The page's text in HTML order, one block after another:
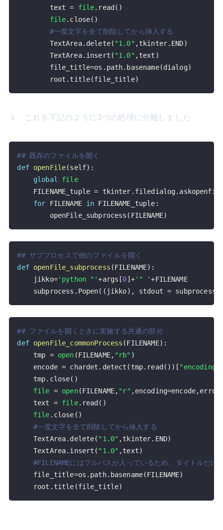
        text
= file. read ( )
file. close( )
#一度文字を全て削除してから挿入する
        TextArea
. delete( "1.0" ,tkinter. END)
        TextArea
. insert ( "1.0" ,text )
        file_title
=os . path. basename(dialog)
        root
.title(file_title)
↓ これを下記のように3つの処理に分離しました
## 既存のファイルを開く
def openFile(self) :
global
file
    FILENAME_tuple
= tkinter . filedialog.
for FILENAME in FILENAME_tuple :
        openFile_subprocess
( FILENAME)
## サブプロセスで他のファイルを開く
def openFile_subprocess (FILENAME) :
    jikko
='python "'+args [0] +'" '+
FILENAME
    subprocess
. Popen( ( jikko) , stdout = subprocess
## ファイルを開くときに実施する共通の部分
def openFile_commonProcess (FILENAME) :
    tmp
= open (FILENAME, "rb" )
    encode
= chardet . detect (tmp. read ( ) ) [ "encoding"
    tmp
. close( )
file = open(FILENAME, "r" ,encoding=encode,
    text
= file. read ( )
file . close ( )
#一度文字を全て削除してから挿入する
    TextArea
. delete( "1.0" ,tkinter. END)
    TextArea
. insert ( "1.0" ,text)
#FILENAMEにはフルパスが入っているため、タイトルだけ
    file_title
=os . path. basename(FILENAME)
    root
.title (file_title)